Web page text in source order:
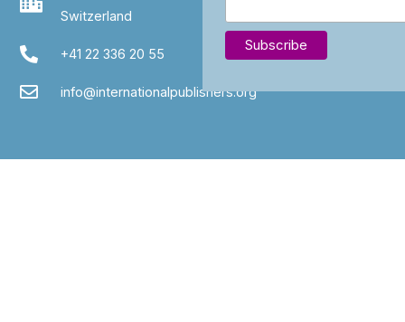
Switzerland
+41 22 336 20 55
info@internationalpublishers.org